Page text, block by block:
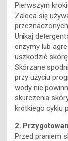
Pierwszym
Zaleca się
Unikaj
enzymy lub
uszkodzić
Skórzane
przy użyciu
wody nie
skurczenia
krótkiego cyklu
2.
Przed praniem